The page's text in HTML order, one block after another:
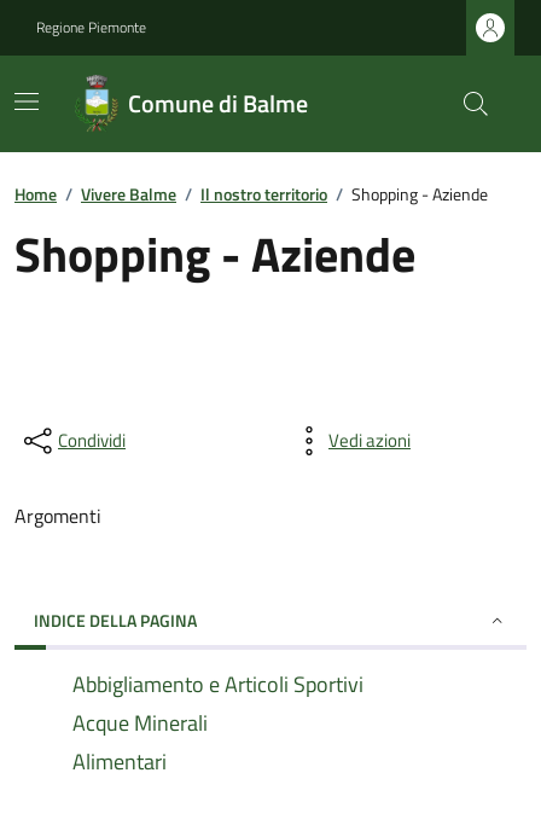
Regione Piemonte
Comune di Balme
Home / Vivere Balme / Il nostro territorio / Shopping - Aziende
Shopping - Aziende
Condividi Vedi azioni
Argomenti
INDICE DELLA PAGINA
Abbigliamento e Articoli Sportivi
Acque Minerali
Alimentari